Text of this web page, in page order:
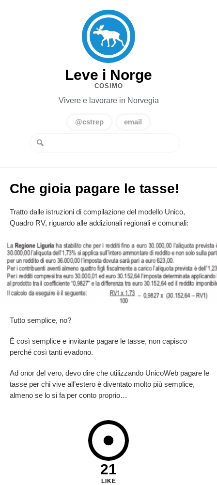
Leve i Norge
COSIMO
Vivere e lavorare in Norvegia
@cstrep email
Che gioia pagare le tasse!
Tratto dalle istruzioni di compilazione del modello Unico,
Quadro RV, riguardo alle addizionali regionali e comunali:
Tutto semplice, no?
È così semplice e invitante pagare le tasse, non capisco
perché così tanti evadono.
Ad onor del vero, devo dire che utilizzando UnicoWeb pagare le
tasse per chi vive all’estero è diventato molto più semplice,
almeno se lo si fa per conto proprio…
21
LIKE